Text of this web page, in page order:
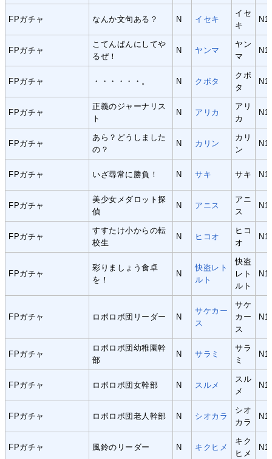
FPガチャ なんか文句ある？ N イセキ
イセ
キ
N1
FPガチャ
こてんぱんにしてや
るぜ！
N ヤンマ
ヤン
マ
N1
FPガチャ ・・・・・・。 N クボタ
クボ
タ
N1
FPガチャ
正義のジャーナリス
ト
N アリカ
アリ
カ
N1
FPガチャ
あら？どうしました
の？
N カリン
カリ
ン
N1
FPガチャ いざ尋常に勝負！ N サキ サキ N1
FPガチャ
美少女メダロット探
偵
N アニス
アニ
ス
N1
FPガチャ
すすたけ小からの転
校生
N ヒコオ
ヒコ
オ
N1
FPガチャ
彩りましょう食卓
を！
N
快盗レト
ルト
快盗
レト
ルト
N1
FPガチャ ロボロボ団リーダー N
サケカー
ス
サケ
カー
ス
N1
FPガチャ
ロボロボ団幼稚園幹
部
N サラミ
サラ
ミ
N1
FPガチャ ロボロボ団女幹部 N スルメ
スル
メ
N1
FPガチャ ロボロボ団老人幹部 N シオカラ
シオ
カラ
N1
FPガチャ 風鈴のリーダー N キクヒメ
キク
ヒメ
N1